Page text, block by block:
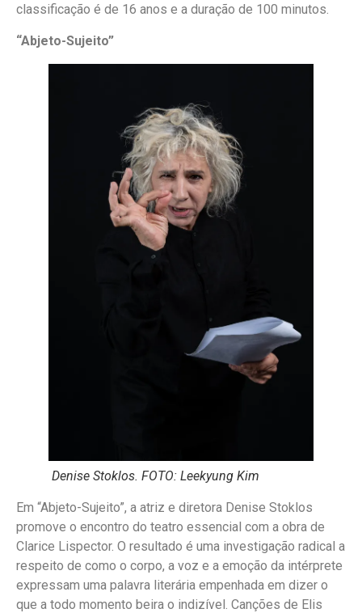
classificação é de 16 anos e a duração de 100 minutos.
“Abjeto-Sujeito”
Denise Stoklos. FOTO: Leekyung Kim
Em “Abjeto-Sujeito”, a atriz e diretora Denise Stoklos
promove o encontro do teatro essencial com a obra de
Clarice Lispector. O resultado é uma investigação radical a
respeito de como o corpo, a voz e a emoção da intérprete
expressam uma palavra literária empenhada em dizer o
que a todo momento beira o indizível. Canções de Elis